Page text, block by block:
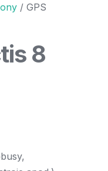
/ GPS
8